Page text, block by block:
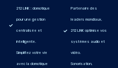
212 LINK : domotique
pour une gestion
centralisée et
intelligente.
Simplifiez votre vie
avec la domotique
Partenaire des
leaders mondiaux,
212 LINK optimise vos
systèmes audio et
vidéo.
Sonorisation,